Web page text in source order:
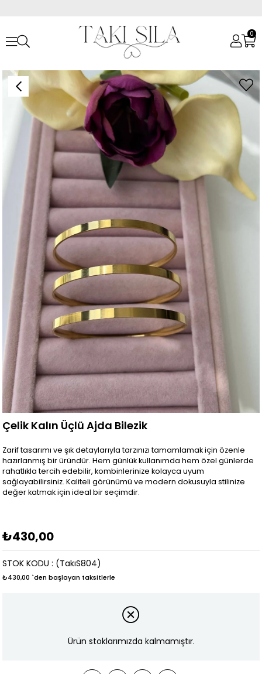
0
Çelik Bileklikler Çelik Kalın Üçlü Ajda Bilezik
Çelik Kalın Üçlü Ajda Bilezik
Zarif tasarımı ve şık detaylarıyla tarzınızı tamamlamak için özenle
hazırlanmış bir üründür. Hem günlük kullanımda hem özel günlerde
rahatlıkla tercih edebilir, kombinlerinize kolayca uyum
sağlayabilirsiniz. Kaliteli görünümü ve modern dokusuyla stilinize
değer katmak için ideal bir seçimdir.
₺430,00
(TakıS804)
STOK KODU
₺430,00 `den başlayan taksitlerle
Ürün stoklarımızda kalmamıştır.